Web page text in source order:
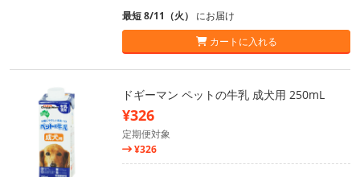
最短 8/11（火） にお届け
カートに入れる
ドギーマン ペットの牛乳 成犬用 250mL
¥326
定期便対象
¥326